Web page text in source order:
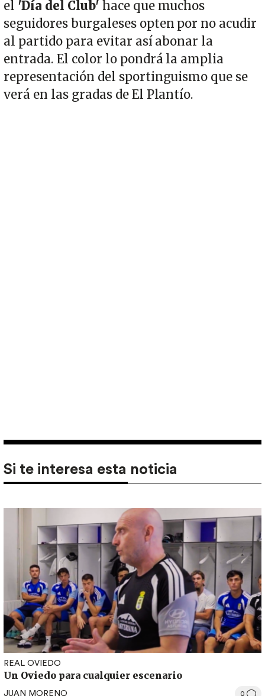
el 'Día del Club' hace que muchos
seguidores burgaleses opten por no acudir
al partido para evitar así abonar la
entrada. El color lo pondrá la amplia
representación del sportinguismo que se
verá en las gradas de El Plantío.
Si te interesa esta noticia
REAL OVIEDO
Un Oviedo para cualquier escenario
JUAN MORENO 0